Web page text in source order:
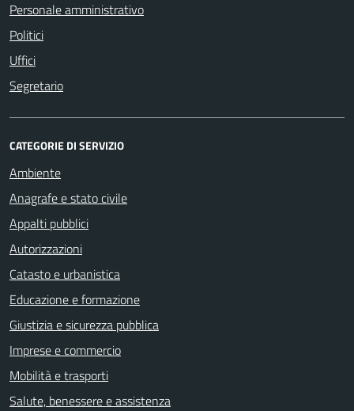
Personale amministrativo
Politici
Uffici
Segretario
CATEGORIE DI SERVIZIO
Ambiente
Anagrafe e stato civile
Appalti pubblici
Autorizzazioni
Catasto e urbanistica
Educazione e formazione
Giustizia e sicurezza pubblica
Imprese e commercio
Mobilità e trasporti
Salute, benessere e assistenza